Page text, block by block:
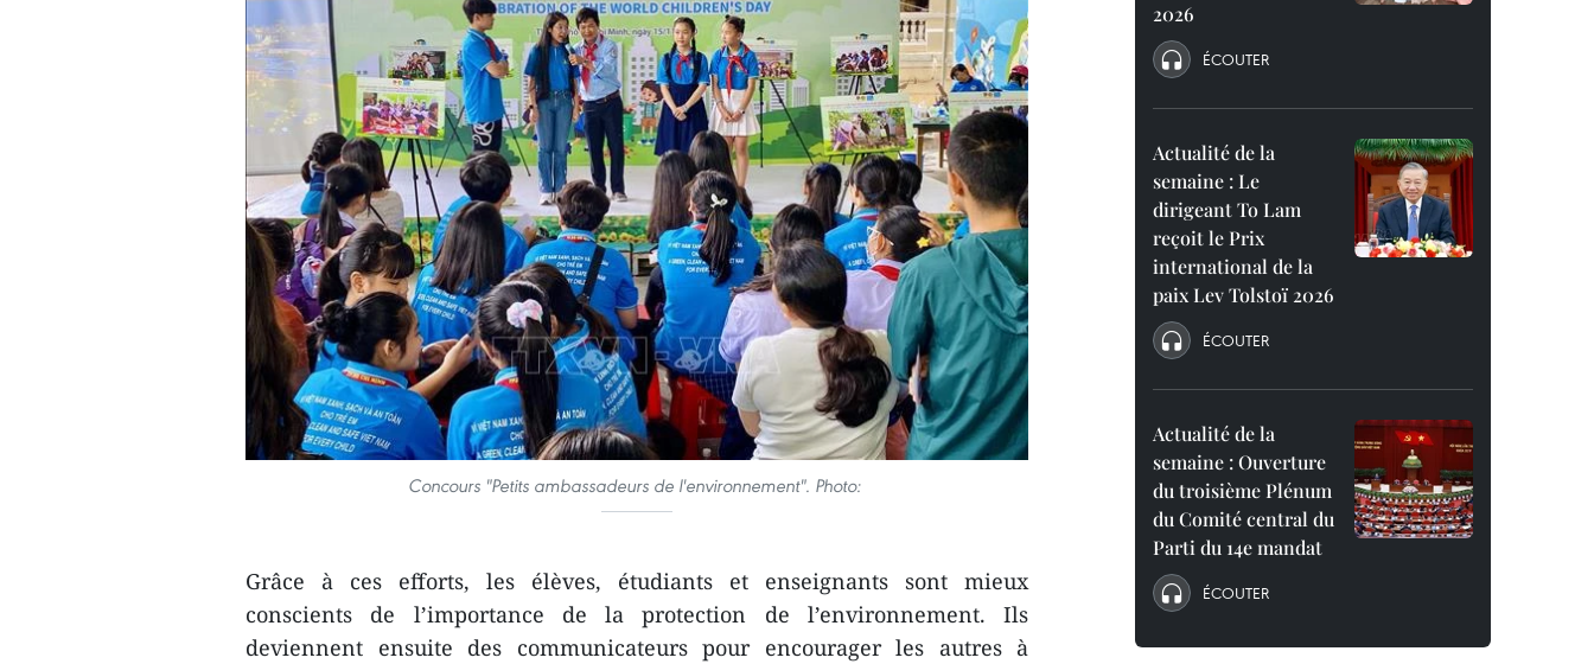
Concours "Petits ambassadeurs de l'environnement". Photo:
Grâce à ces efforts, les élèves, étudiants et enseignants sont mieux
conscients de l’importance de la protection de l’environnement. Ils
deviennent ensuite des communicateurs pour encourager les autres à
2026
ÉCOUTER
Actualité de la
semaine : Le
dirigeant To Lam
reçoit le Prix
international de la
paix Lev Tolstoï 2026
ÉCOUTER
Actualité de la
semaine : Ouverture
du troisième Plénum
du Comité central du
Parti du 14e mandat
ÉCOUTER